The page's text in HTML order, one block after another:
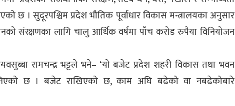
छ । सुदूरपश्चिम प्रदेश भौतिक पूर्वाधार विकास मन्त्रालयका अनुसार
संरक्षणका लागि चालु आर्थिक वर्षमा पाँच करोड रुपैया विनियोजन
रामचन्द्र भट्टले भने– ‘यो बजेट प्रदेश शहरी विकास तथा भवन
छ । बजेट राखिएको छ, काम अघि बढेको वा नबढेकोबारे